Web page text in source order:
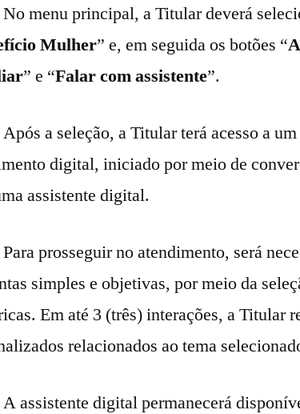
menu principal, a Titular deverá
Mulher” e, em seguida os botões “
” e “Falar com assistente”.
a seleção, a Titular terá acesso a
digital, iniciado por meio de
assistente digital.
prosseguir no atendimento, será
simples e objetivas, por meio da
Em até 3 (três) interações, a Titular
relacionados ao tema
assistente digital permanecerá